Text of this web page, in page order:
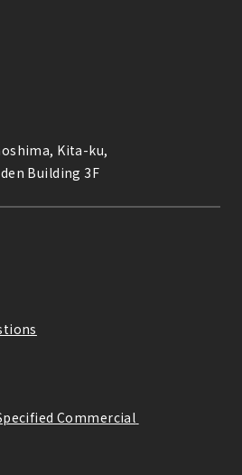
Kita-ku,
Building 3F
Commercial